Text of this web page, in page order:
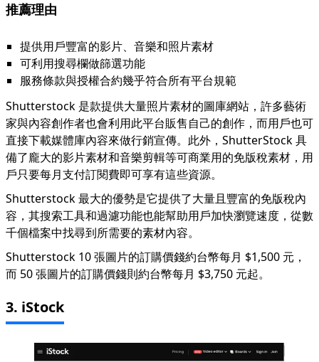
推薦理由
提供用戶豐富的影片、音樂和照片素材
可利用搜尋欄做篩選功能
服務條款與授權合約幾乎符合所有平台規範
Shutterstock 是款提供大量照片素材的圖庫網站，許多藝術
家與內容創作者也會利用此平台販售自己的創作，而用戶也可
直接下載媒體庫內容來做行銷宣傳。此外，ShutterStock 具
備了龐大的影片素材和音樂剪輯等可商業用的免版稅素材，用
戶只要每月支付訂閱費即可享有這些資源。
Shutterstock 最大的優勢是它提供了大量且豐富的免版稅內
容，其搜索工具和過濾功能也能幫助用戶加快瀏覽速度，從數
千個檔案中找尋到所需要的素材內容。
Shutterstock 10 張圖片的訂購價錢約台幣每月 $1,500 元，
而 50 張圖片的訂購價錢則約台幣每月 $3,750 元起。
3. iStock